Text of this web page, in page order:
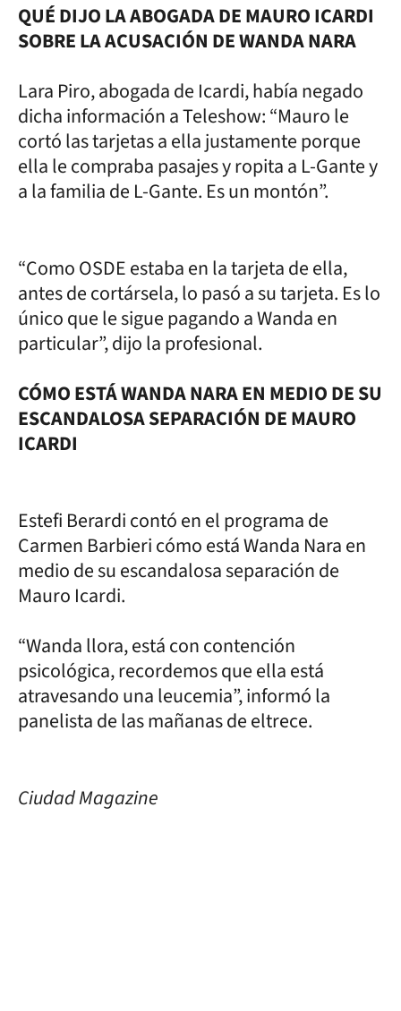
QUÉ DIJO LA ABOGADA DE MAURO ICARDI
SOBRE LA ACUSACIÓN DE WANDA NARA
Lara Piro, abogada de Icardi, había negado
dicha información a Teleshow: “Mauro le
cortó las tarjetas a ella justamente porque
ella le compraba pasajes y ropita a L-Gante y
a la familia de L-Gante. Es un montón”.
“Como OSDE estaba en la tarjeta de ella,
antes de cortársela, lo pasó a su tarjeta. Es lo
único que le sigue pagando a Wanda en
particular”, dijo la profesional.
CÓMO ESTÁ WANDA NARA EN MEDIO DE SU
ESCANDALOSA SEPARACIÓN DE MAURO
ICARDI
Estefi Berardi contó en el programa de
Carmen Barbieri cómo está Wanda Nara en
medio de su escandalosa separación de
Mauro Icardi.
“Wanda llora, está con contención
psicológica, recordemos que ella está
atravesando una leucemia”, informó la
panelista de las mañanas de eltrece.
Ciudad Magazine